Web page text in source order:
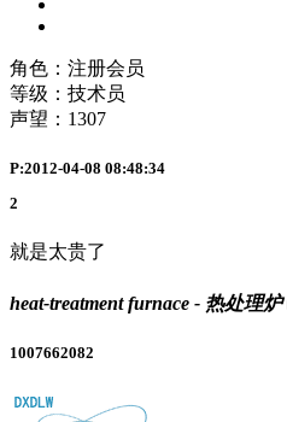
角色：注册会员
等级：技术员
声望： 1307
P:2012-04-08 08:48:34
2
就是太贵了
heat-treatment furnace - 热处理炉
1007662082